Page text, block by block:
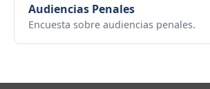
Audiencias Penales
Encuesta sobre audiencias penales.